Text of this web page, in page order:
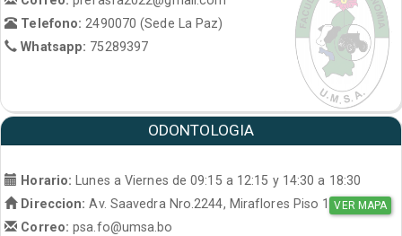
Telefono: 2490070 (Sede La Paz)
Whatsapp: 75289397
ODONTOLOGIA
Horario: Lunes a Viernes de 09:15 a 12:15 y 14:30 a 18:30
Direccion: Av. Saavedra Nro.2244, Miraflores Piso 1 VER MAPA
Correo:psa.fo@umsa.bo